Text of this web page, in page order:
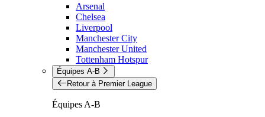
Arsenal
Chelsea
Liverpool
Manchester City
Manchester United
Tottenham Hotspur
Équipes A-B
Retour à Premier League
Équipes A-B